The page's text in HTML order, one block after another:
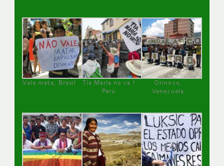
Vale mata, Brasil
Tía María no va !
Perú
Orinoco,
Venezuela